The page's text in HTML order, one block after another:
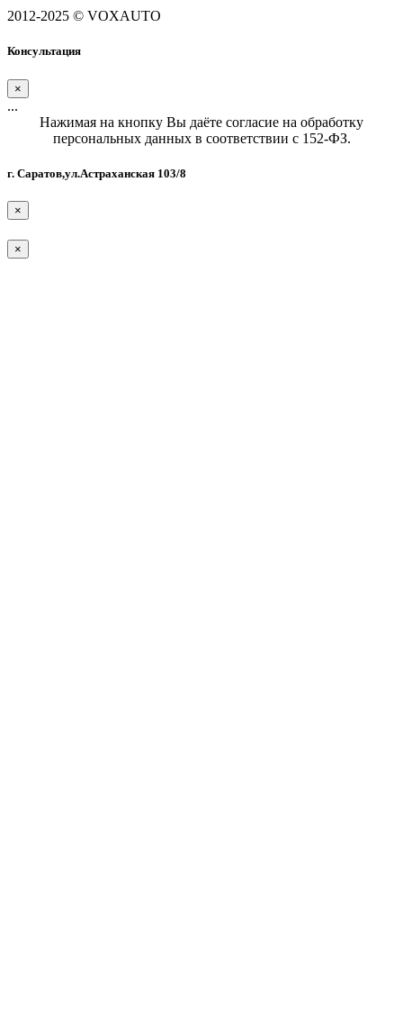
2012-2025 © VOXAUTO
Консультация
×
...
Нажимая на кнопку Вы даёте согласие на обработку
персональных данных в соответствии с 152-ФЗ.
г. Саратов,ул.Астраханская 103/8
×
×